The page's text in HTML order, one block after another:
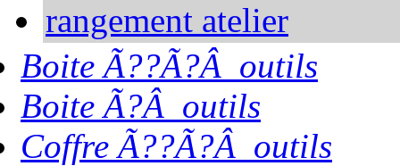
rangement atelier
Boite Ã??Ã?Â outils
Boite Ã?Â outils
Coffre Ã??Ã?Â outils